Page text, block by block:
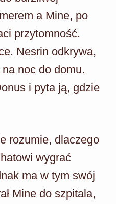
a Mine, po
przytomność.
Nesrin odkrywa,
noc do domu.
i pyta ją, gdzie
rozumie, dlaczego
wygrać
ma w tym swój
Mine do szpitala,